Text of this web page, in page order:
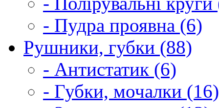
- Пудра проявна (6)
Рушники, губки (88)
- Антистатик (6)
- Губки, мочалки (16)